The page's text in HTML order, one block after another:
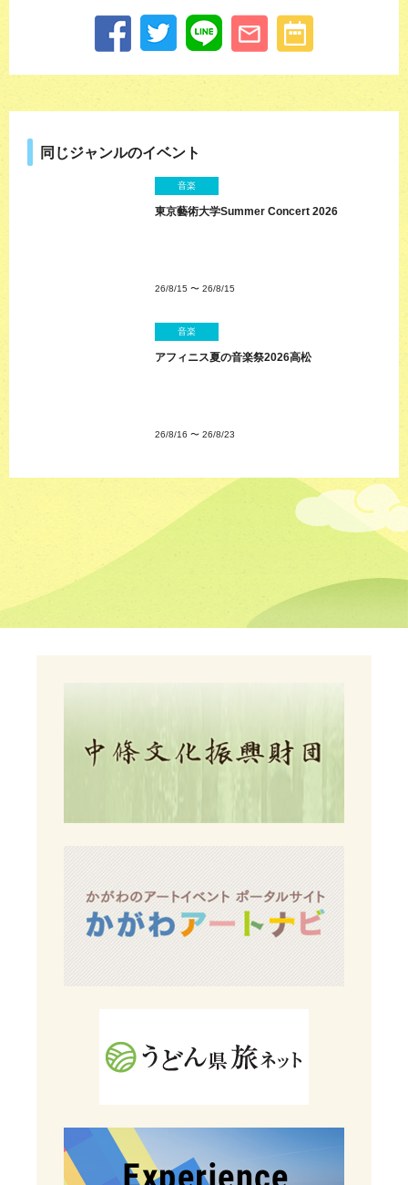
同じジャンルのイベント
音楽
東京藝術大学Summer Concert 2026
26/8/15 〜 26/8/15
音楽
アフィニス夏の音楽祭2026高松
26/8/16 〜 26/8/23